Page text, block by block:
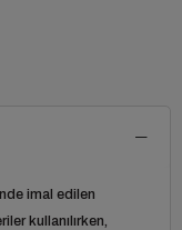
imal edilen
kullanılırken,